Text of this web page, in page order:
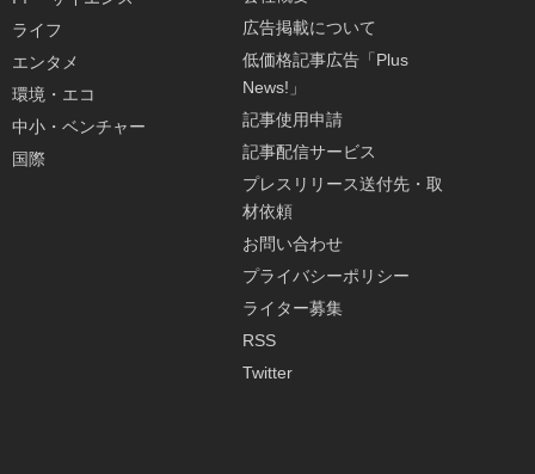
ライフ
エンタメ
環境・エコ
中小・ベンチャー
国際
広告掲載について
低価格記事広告「Plus
News!」
記事使用申請
記事配信サービス
プレスリリース送付先・取
材依頼
お問い合わせ
プライバシーポリシー
ライター募集
RSS
Twitter